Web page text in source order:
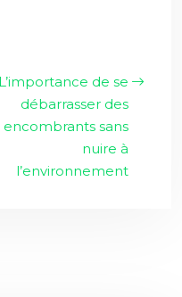
L’importance de se
débarrasser des
encombrants sans
nuire à
l’environnement